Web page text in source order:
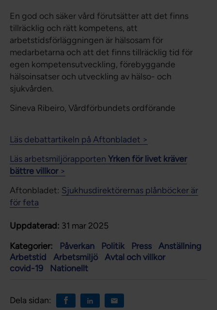
En god och säker vård förutsätter att det finns
tillräcklig och rätt kompetens, att
arbetstidsförläggningen är hälsosam för
medarbetarna och att det finns tillräcklig tid för
egen kompetensutveckling, förebyggande
hälsoinsatser och utveckling av hälso- och
sjukvården.
Sineva Ribeiro, Vårdförbundets ordförande
Läs debattartikeln på Aftonbladet >
Läs arbetsmiljörapporten Yrken för livet kräver
bättre villkor>
Aftonbladet: Sjukhusdirektörernas plånböcker är
för feta
Uppdaterad: 31 mar 2025
Kategorier:
Påverkan Politik Press
Anställning
Arbetstid
Arbetsmiljö
Avtal och villkor
covid-19
Nationellt
Dela sidan: